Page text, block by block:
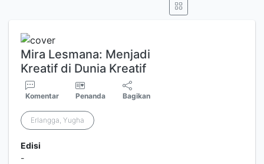
Mira Lesmana: Menjadi
Kreatif di Dunia Kreatif
Komentar Penanda Bagikan
Erlangga, Yugha
Edisi
-